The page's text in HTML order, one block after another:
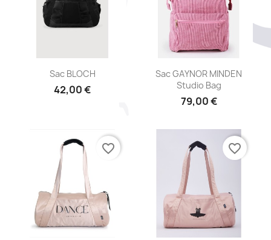
Aperçu rapide
Sac BLOCH
42,00 €
Aperçu rapide
Sac GAYNOR MINDEN
Studio Bag
79,00 €
favorite_border favorite_border